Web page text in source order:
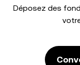
Déposez des